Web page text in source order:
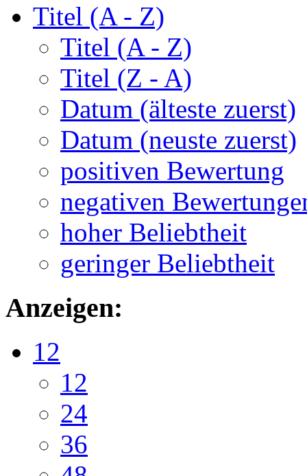
Titel (A - Z)
Titel (A - Z)
Titel (Z - A)
Datum (älteste zuerst)
Datum (neuste zuerst)
positiven Bewertung
negativen
hoher Beliebtheit
geringer Beliebtheit
Anzeigen:
12
12
24
36